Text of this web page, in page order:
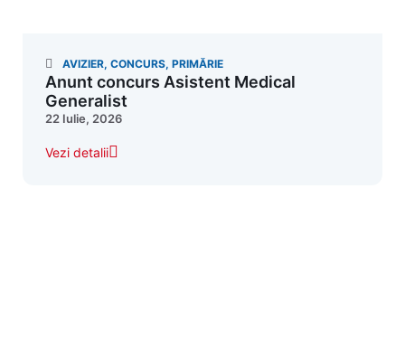
AVIZIER, CONCURS, PRIMĂRIE
Anunt concurs Asistent Medical
Generalist
22 Iulie, 2026
Vezi detalii